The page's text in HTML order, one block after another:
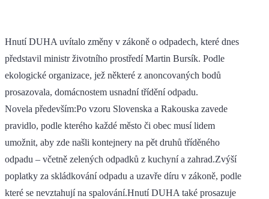
Hnutí DUHA uvítalo změny v zákoně o odpadech, které dnes
představil ministr životního prostředí Martin Bursík. Podle
ekologické organizace, jež některé z anoncovaných bodů
prosazovala, domácnostem usnadní třídění odpadu.
Novela především:Po vzoru Slovenska a Rakouska zavede
pravidlo, podle kterého každé město či obec musí lidem
umožnit, aby zde našli kontejnery na pět druhů tříděného
odpadu – včetně zelených odpadků z kuchyní a zahrad.Zvýší
poplatky za skládkování odpadu a uzavře díru v zákoně, podle
které se nevztahují na spalování.Hnutí DUHA také prosazuje